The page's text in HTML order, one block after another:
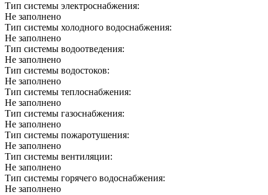
Тип системы электроснабжения:
Не заполнено
Тип системы холодного водоснабжения:
Не заполнено
Тип системы водоотведения:
Не заполнено
Тип системы водостоков:
Не заполнено
Тип системы теплоснабжения:
Не заполнено
Тип системы газоснабжения:
Не заполнено
Тип системы пожаротушения:
Не заполнено
Тип системы вентиляции:
Не заполнено
Тип системы горячего водоснабжения:
Не заполнено